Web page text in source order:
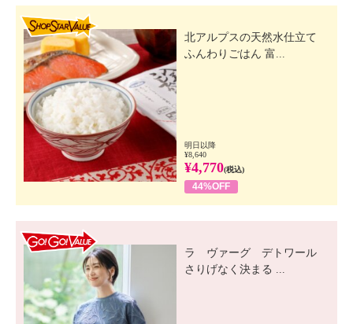
北アルプスの天然水仕立て
ふんわりごはん 富...
明日以降
¥8,640
¥4,770(税込)
44%OFF
ラ ヴァーグ デトワール
さりげなく決まる ...